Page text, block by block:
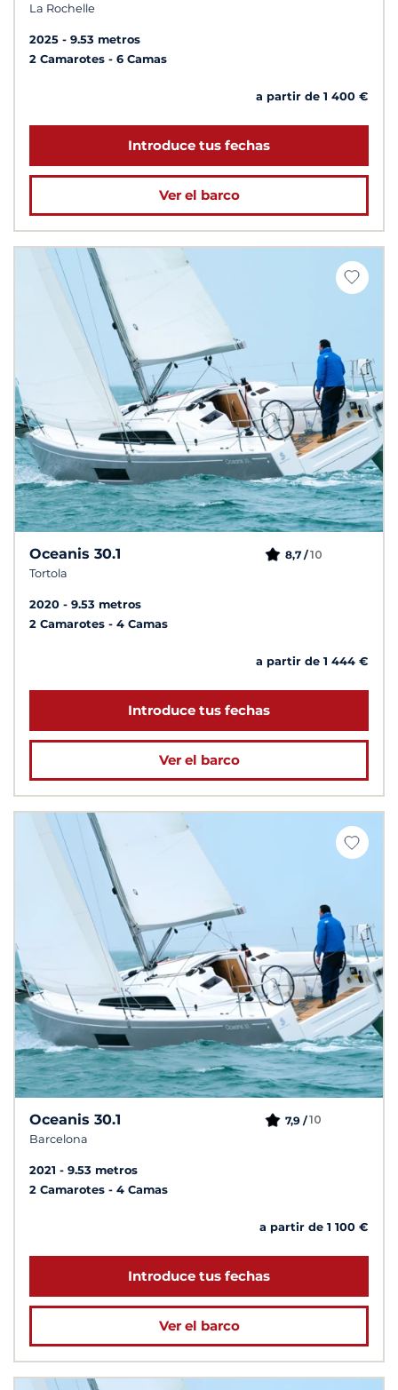
La Rochelle
2025
9.53 metros
2 Camarotes
6 Camas
a partir de 1 400 €
Introduce tus fechas
Ver el barco
Oceanis 30.1
Tortola
8,7 /10
2020
9.53 metros
2 Camarotes
4 Camas
a partir de 1 444 €
Introduce tus fechas
Ver el barco
Oceanis 30.1
Barcelona
7,9 /10
2021
9.53 metros
2 Camarotes
4 Camas
a partir de 1 100 €
Introduce tus fechas
Ver el barco